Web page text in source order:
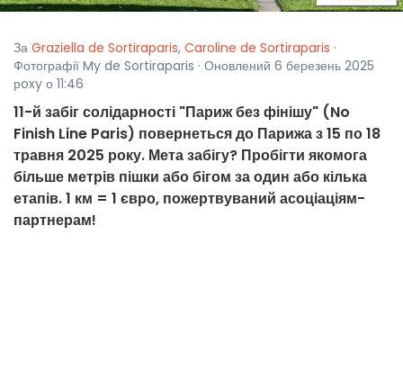
За Graziella de Sortiraparis, Caroline de Sortiraparis ·
Фотографії My de Sortiraparis · Оновлений 6 березень 2025
рoxy о 11:46
11-й забіг солідарності "Париж без фінішу" (No
Finish Line Paris) повернеться до Парижа з 15 по 18
травня 2025 року. Мета забігу? Пробігти якомога
більше метрів пішки або бігом за один або кілька
етапів. 1 км = 1 євро, пожертвуваний асоціаціям-
партнерам!